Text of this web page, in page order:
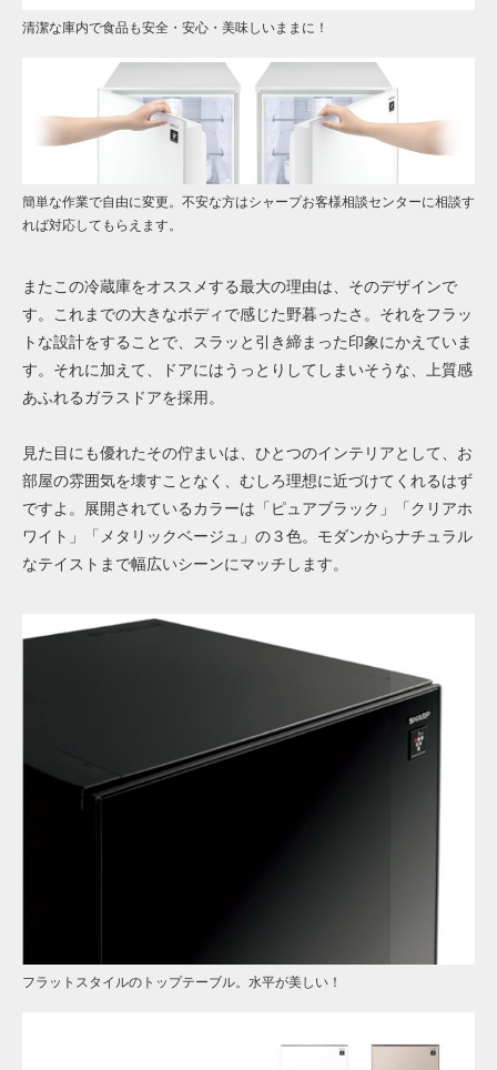
清潔な庫内で食品も安全・安心・美味しいままに！
簡単な作業で自由に変更。不安な方はシャープお客様相談センターに相談す
れば対応してもらえます。
またこの冷蔵庫をオススメする最大の理由は、そのデザインで
す。これまでの大きなボディで感じた野暮ったさ。それをフラッ
トな設計をすることで、スラッと引き締まった印象にかえていま
す。それに加えて、ドアにはうっとりしてしまいそうな、上質感
あふれるガラスドアを採用。
見た目にも優れたその佇まいは、ひとつのインテリアとして、お
部屋の雰囲気を壊すことなく、むしろ理想に近づけてくれるはず
ですよ。展開されているカラーは「ピュアブラック」「クリアホ
ワイト」「メタリックベージュ」の３色。モダンからナチュラル
なテイストまで幅広いシーンにマッチします。
フラットスタイルのトップテーブル。水平が美しい！